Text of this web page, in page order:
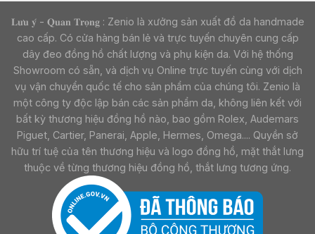
𝐋𝐮̛𝐮 𝐲́ - 𝐐𝐮𝐚𝐧 𝐓𝐫𝐨̣𝐧𝐠 : Zenio là xưởng sản xuất đồ da handmade
cao cấp. Có cửa hàng bán lẻ và trực tuyến chuyên cung cấp
dây đeo đồng hồ chất lượng và phụ kiện da. Với hệ thống
Showroom có sẵn, và dịch vụ Online trực tuyến cùng với dịch
vụ vận chuyển quốc tế cho sản phẩm của chúng tôi. Zenio là
một công ty độc lập bán các sản phẩm da, không liên kết với
bất kỳ thương hiệu đồng hồ nào, bao gồm Rolex, Audemars
Piguet, Cartier, Panerai, Apple, Hermes, Omega.... Quyền sở
hữu trí tuệ của tên thương hiệu và logo đồng hồ, mặt thắt lưng
thuộc về từng thương hiệu đồng hồ, thắt lưng tương ứng.